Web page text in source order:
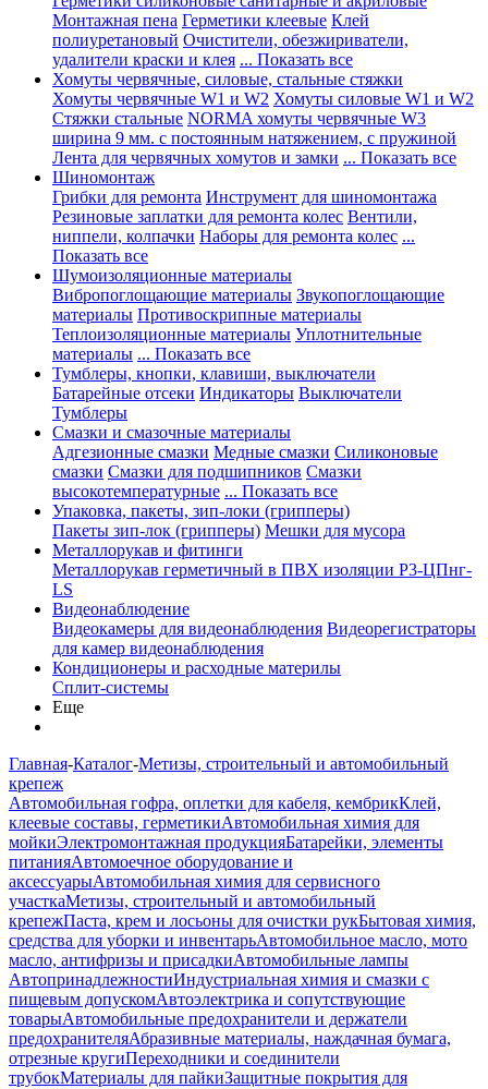
Монтажная пена Герметики клеевые Клей
полиуретановый Очистители, обезжириватели,
удалители краски и клея ... Показать все
Хомуты червячные, силовые, стальные стяжки
Хомуты червячные W1 и W2 Хомуты силовые W1 и W2
Стяжки стальные NORMA хомуты червячные W3
ширина 9 мм. с постоянным натяжением, с пружиной
Лента для червячных хомутов и замки ... Показать все
Шиномонтаж
Грибки для ремонта Инструмент для шиномонтажа
Резиновые заплатки для ремонта колес Вентили,
ниппели, колпачки Наборы для ремонта колес ...
Показать все
Шумоизоляционные материалы
Вибропоглощающие материалы Звукопоглощающие
материалы Противоскрипные материалы
Теплоизоляционные материалы Уплотнительные
материалы ... Показать все
Тумблеры, кнопки, клавиши, выключатели
Батарейные отсеки Индикаторы Выключатели
Тумблеры
Смазки и смазочные материалы
Адгезионные смазки Медные смазки Силиконовые
смазки Смазки для подшипников Смазки
высокотемпературные ... Показать все
Упаковка, пакеты, зип-локи (грипперы)
Пакеты зип-лок (грипперы) Мешки для мусора
Металлорукав и фитинги
Металлорукав герметичный в ПВХ изоляции Р3-ЦПнг-
LS
Видеонаблюдение
Видеокамеры для видеонаблюдения Видеорегистраторы
для камер видеонаблюдения
Кондиционеры и расходные материлы
Сплит-системы
Еще
Главная-Каталог-Метизы, строительный и автомобильный
крепеж
Автомобильная гофра, оплетки для кабеля, кембрикКлей,
клеевые составы, герметикиАвтомобильная химия для
мойкиЭлектромонтажная продукцияБатарейки, элементы
питанияАвтомоечное оборудование и
аксессуарыАвтомобильная химия для сервисного
участкаМетизы, строительный и автомобильный
крепежПаста, крем и лосьоны для очистки рукБытовая химия,
средства для уборки и инвентарьАвтомобильное масло, мото
масло, антифризы и присадкиАвтомобильные лампы
АвтопринадлежностиИндустриальная химия и смазки с
пищевым допускомАвтоэлектрика и сопутствующие
товарыАвтомобильные предохранители и держатели
предохранителяАбразивные материалы, наждачная бумага,
отрезные кругиПереходники и соединители
трубокМатериалы для пайкиЗащитные покрытия для